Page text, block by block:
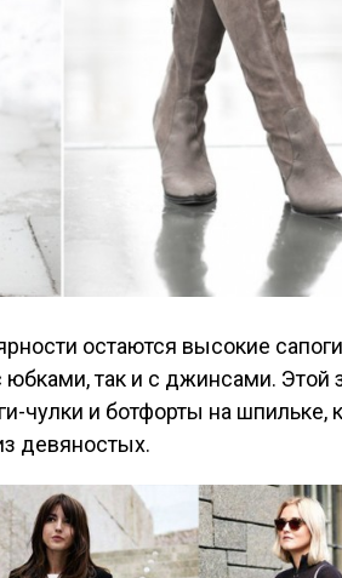
остаются высокие
так и с джинсами. Этой
чулки и ботфорты на шпильке,
девяностых.